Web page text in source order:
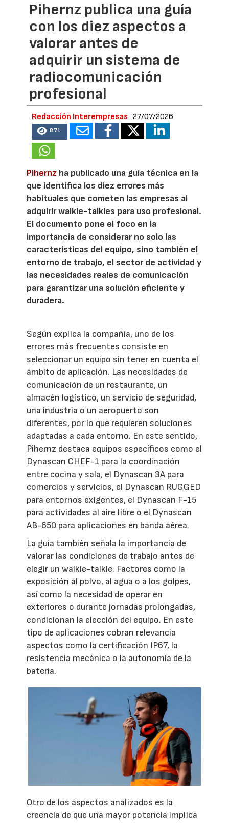
Pihernz publica una guía
con los diez aspectos a
valorar antes de
adquirir un sistema de
radiocomunicación
profesional
Redacción Interempresas 27/07/2026
871
Pihernz ha publicado una guía técnica en la
que identifica los diez errores más
habituales que cometen las empresas al
adquirir walkie-talkies para uso profesional.
El documento pone el foco en la
importancia de considerar no solo las
características del equipo, sino también el
entorno de trabajo, el sector de actividad y
las necesidades reales de comunicación
para garantizar una solución eficiente y
duradera.
Según explica la compañía, uno de los
errores más frecuentes consiste en
seleccionar un equipo sin tener en cuenta el
ámbito de aplicación. Las necesidades de
comunicación de un restaurante, un
almacén logístico, un servicio de seguridad,
una industria o un aeropuerto son
diferentes, por lo que requieren soluciones
adaptadas a cada entorno. En este sentido,
Pihernz destaca equipos específicos como el
Dynascan CHEF-1 para la coordinación
entre cocina y sala, el Dynascan 3A para
comercios y servicios, el Dynascan RUGGED
para entornos exigentes, el Dynascan F-15
para actividades al aire libre o el Dynascan
AB-650 para aplicaciones en banda aérea.
La guía también señala la importancia de
valorar las condiciones de trabajo antes de
elegir un walkie-talkie. Factores como la
exposición al polvo, al agua o a los golpes,
así como la necesidad de operar en
exteriores o durante jornadas prolongadas,
condicionan la elección del equipo. En este
tipo de aplicaciones cobran relevancia
aspectos como la certificación IP67, la
resistencia mecánica o la autonomía de la
batería.
Otro de los aspectos analizados es la
creencia de que una mayor potencia implica